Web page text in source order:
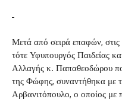
Μετά από σειρά επαφών, στις
τότε Υφυπουργός Παιδείας
Αλλαγής κ. Παπαθεοδώρου
της Φώφης, συναντήθηκα με
Αρβανιτόπουλο, ο οποίος